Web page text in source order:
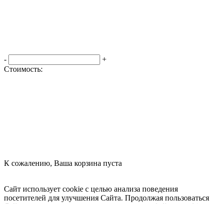
-
+
Стоимость:
К сожалению, Ваша корзина пуста
Сайт использует cookie с целью анализа поведения
посетителей для улучшения Сайта. Продолжая пользоваться